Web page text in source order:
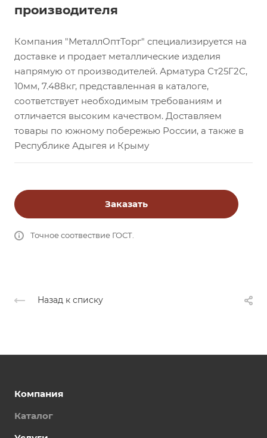
производителя
Компания "МеталлОптТорг" специализируется на
доставке и продает металлические изделия
напрямую от производителей. Арматура Ст25Г2С,
10мм, 7.488кг, представленная в каталоге,
соответствует необходимым требованиям и
отличается высоким качеством. Доставляем
товары по южному побережью России, а также в
Республике Адыгея и Крыму
Заказать
Точное соотвествие ГОСТ.
Назад к списку
Компания
Каталог